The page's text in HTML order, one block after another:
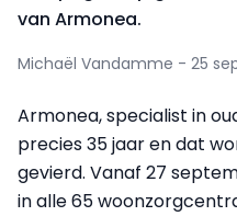
van Armonea.
Michaël Vandamme - 25
Armonea, specialist in
precies 35 jaar en dat
gevierd. Vanaf 27
in alle 65